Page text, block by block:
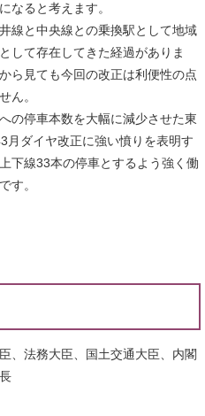
なると考えます。
線と中央線との乗換駅として地域
して存在してきた経過がありま
ら見ても今回の改正は利便性の点
ん。
の停車本数を大幅に減少させた東
月ダイヤ改正に強い憤りを表明す
下線33本の停車とするよう強く働
す。
、法務大臣、国土交通大臣、内閣